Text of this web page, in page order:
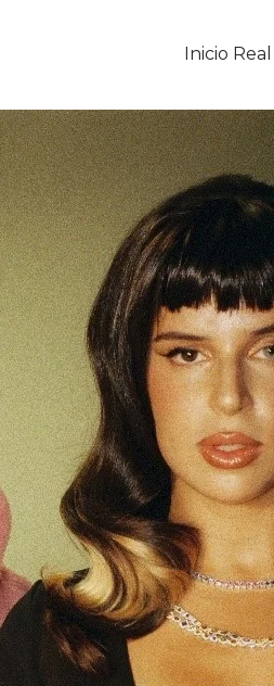
Inicio Real
En Vivo
Descarga
Programas
Noticias
Equipo
Sobre
Contactos